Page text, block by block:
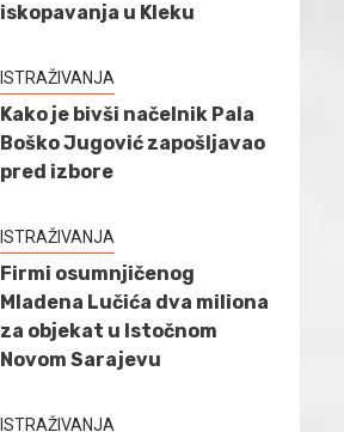
iskopavanja u Kleku
ISTRAŽIVANJA
Kako je bivši načelnik Pala
Boško Jugović zapošljavao
pred izbore
ISTRAŽIVANJA
Firmi osumnjičenog
Mladena Lučića dva miliona
za objekat u Istočnom
Novom Sarajevu
ISTRAŽIVANJA